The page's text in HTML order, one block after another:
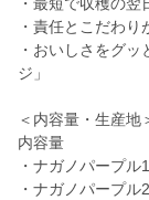
・責任とこだわり
・おいしさをグ
ジ」
＜内容量・生産地
内容量
・ナガノパープル
・ナガノパープル